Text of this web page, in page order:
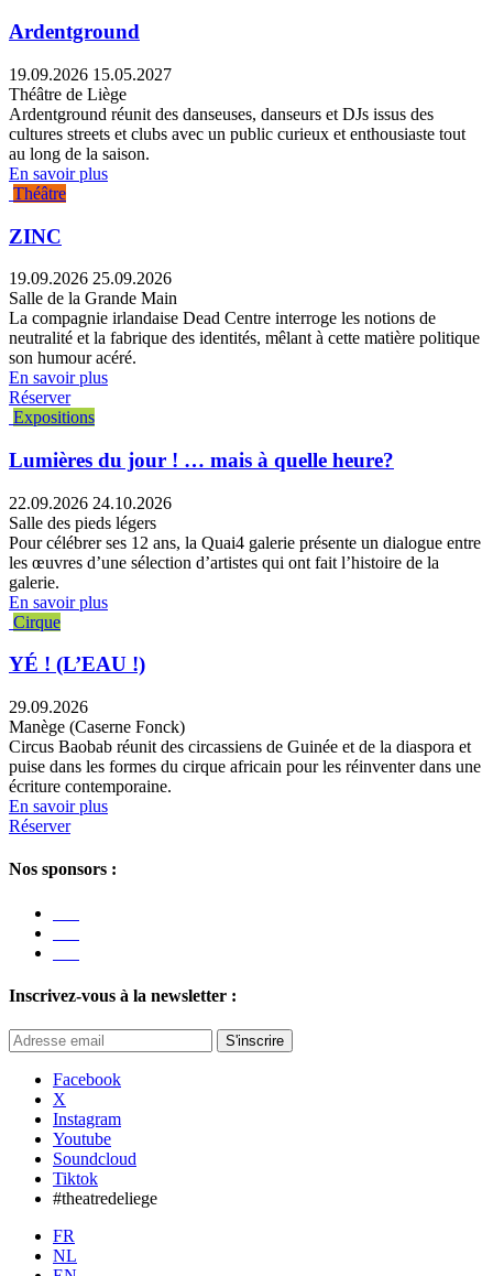
Ardentground
19.09.2026 15.05.2027
Théâtre de Liège
Ardentground réunit des danseuses, danseurs et DJs issus des
cultures streets et clubs avec un public curieux et enthousiaste tout
au long de la saison.
En savoir plus
Théâtre
ZINC
19.09.2026 25.09.2026
Salle de la Grande Main
La compagnie irlandaise Dead Centre interroge les notions de
neutralité et la fabrique des identités, mêlant à cette matière politique
son humour acéré.
En savoir plus
Réserver
Expositions
Lumières du jour ! … mais à quelle heure?
22.09.2026 24.10.2026
Salle des pieds légers
Pour célébrer ses 12 ans, la Quai4 galerie présente un dialogue entre
les œuvres d’une sélection d’artistes qui ont fait l’histoire de la
galerie.
En savoir plus
Cirque
YÉ ! (L’EAU !)
29.09.2026
Manège (Caserne Fonck)
Circus Baobab réunit des circassiens de Guinée et de la diaspora et
puise dans les formes du cirque africain pour les réinventer dans une
écriture contemporaine.
En savoir plus
Réserver
Nos sponsors :
Inscrivez-vous à la newsletter :
S'inscrire
Facebook
X
Instagram
Youtube
Soundcloud
Tiktok
#theatredeliege
FR
NL